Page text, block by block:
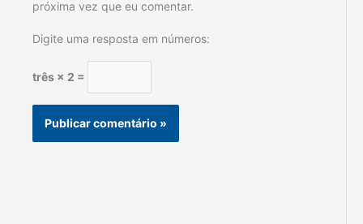
próxima vez que eu comentar.
Digite uma resposta em números:
três × 2 =